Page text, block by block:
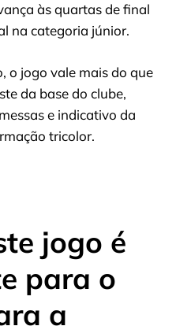
às quartas de final
na categoria júnior.
o jogo vale mais do que
da base do clube,
e indicativo da
tricolor.
jogo é
para o
a